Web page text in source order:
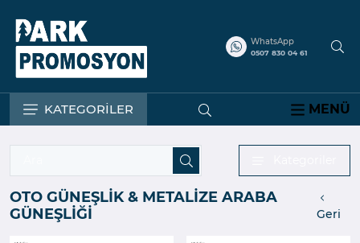
WhatsApp
0507 830 04 61
KATEGORİLER MENÜ
OTO GÜNEŞLİK & METALİZE ARABA
GÜNEŞLİĞİ
Geri